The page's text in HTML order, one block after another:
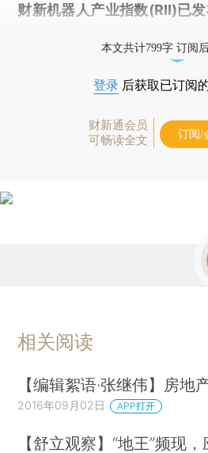
财新机器人产业指数(RII)已发
本文共计799字 订阅
登录 后获取已订阅
财新通会员
可畅读全文
订阅/
相关阅读
【编辑絮语·张继伟】房地
2016年09月02日 APP打开
【舒立观察】“地王”频现，